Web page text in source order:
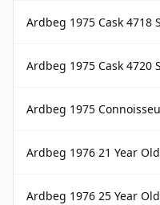
Ardbeg 1975 Cask 4718
Ardbeg 1975 Cask 4720
Ardbeg 1975 Connoisseurs
Ardbeg 1976 21 Year
Ardbeg 1976 25 Year